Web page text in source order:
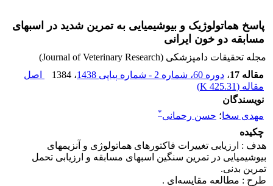
پاسخ هماتولوژیک و بیوشیمیایی به تمرین شدید در اسبهای
مسابقه دو خون ایرانی
مجله تحقیقات دامپزشکی (Journal of Veterinary Research)
مقاله 17
، دوره 60، شماره 2 - شماره پیاپی 1438 ، 1384
اصل
مقاله (425.31 K
)
نویسندگان
مهدی سخا؛ حسن رحمانی*
چکیده
هدف : ارزیابی تغییرات فاکتورهای هماتولوژی و آنزیمهای
بیوشیمیایی در تمرین سنگین اسبهای مسابقه و ارزیابی تحمل
تمرین بدنی.
طرح : مطالعه مقایسه‌ای .